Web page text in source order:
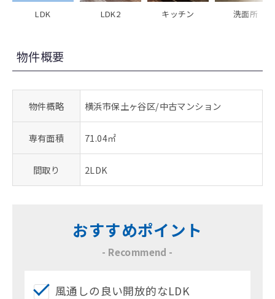
LDK LDK2 キッチン 洗面所
物件概要
物件概略 横浜市保土ヶ谷区/中古マンション
専有面積 71.04㎡
間取り 2LDK
おすすめポイント
- Recommend -
風通しの良い開放的なLDK